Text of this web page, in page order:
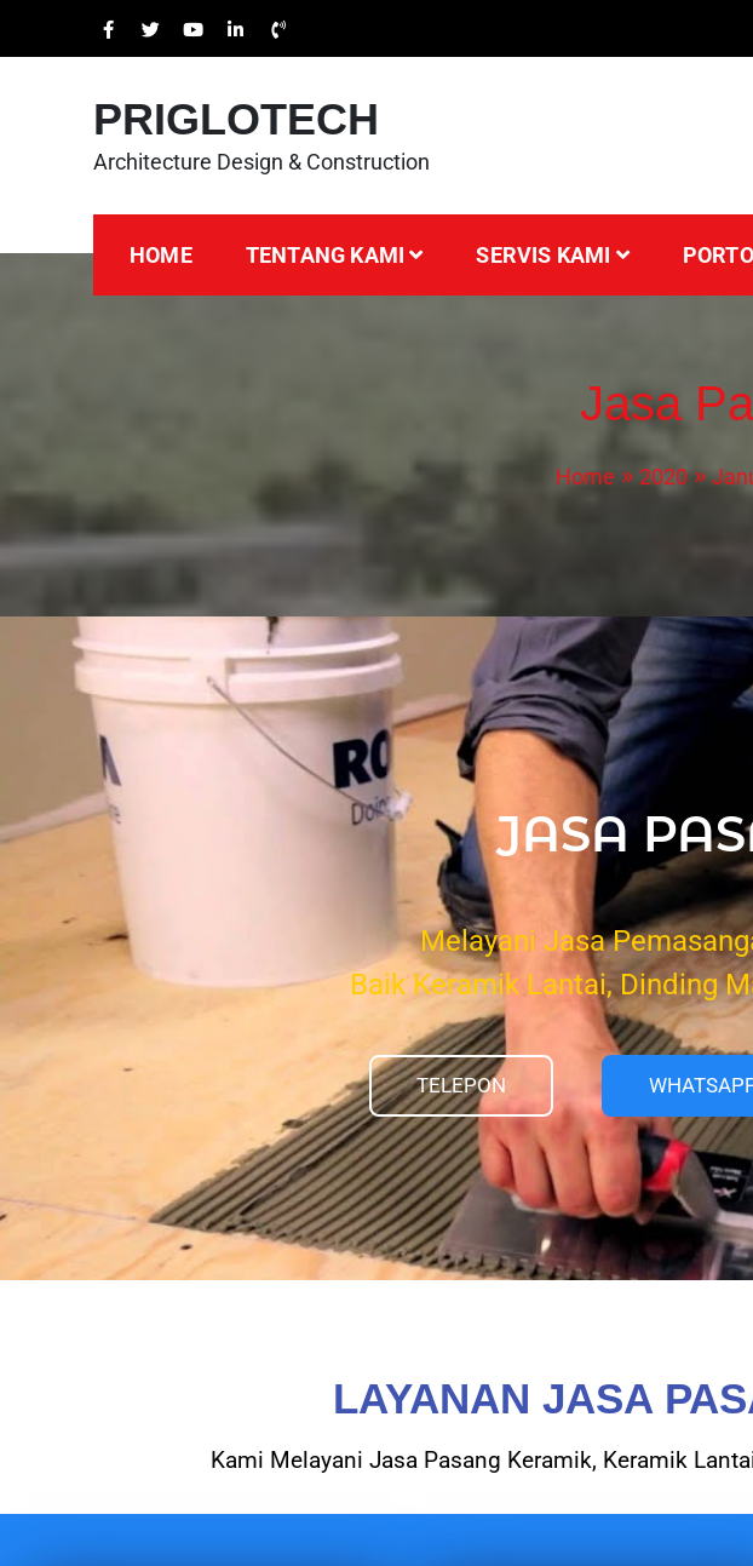
PRIGLOTECH
Architecture Design & Construction
HOME TENTANG KAMI SERVIS KAMI
Jasa
Home 2020
JASA
Melayani Jasa
Baik Keramik Lantai, Dinding
TELEPON
LAYANAN JASA
Kami Melayani Jasa Pasang Keramik, Keramik